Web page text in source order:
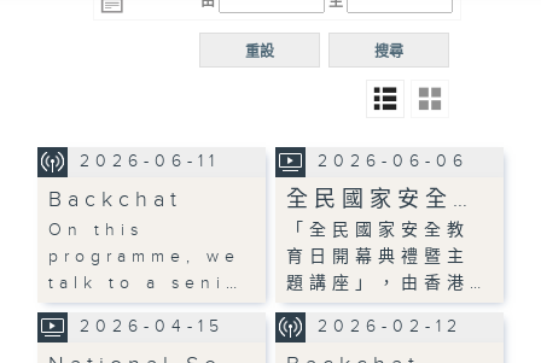
R5
普通
搜尋
重設
2026-06-11
Backchat
On this
programme, we
talk to a seni…
2026-06-06
全民國家安全…
「全民國家安全教
育日開幕典禮暨主
題講座」，由香港…
2026-04-15 2026-02-12